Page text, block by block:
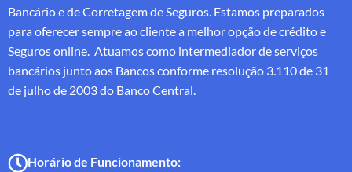
Bancário e de Corretagem de Seguros. Estamos preparados
para oferecer sempre ao cliente a melhor opção de crédito e
Seguros online. Atuamos como intermediador de serviços
bancários junto aos Bancos conforme resolução 3.110 de 31
de julho de 2003 do Banco Central.
Horário de Funcionamento: